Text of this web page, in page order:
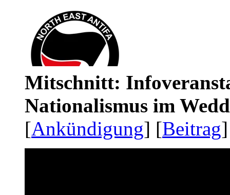
Mitschnitt:
Nationalismus im
[Ankündigung] [Beitrag